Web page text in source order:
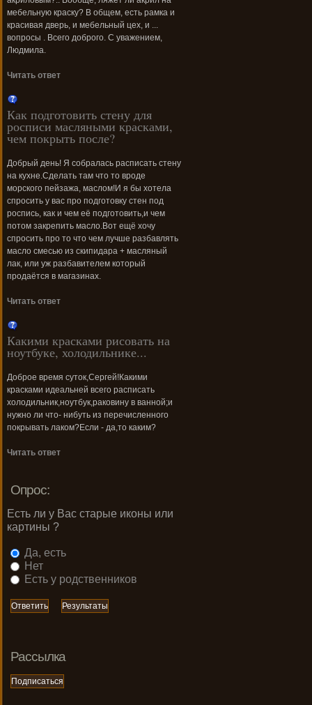
мебельную краску? В общем, есть рамка и
красивая дверь, и мебельный цех, и ...
вопросы . Всего доброго. С уважением,
Людмила.
Читать ответ
Как подготовить стену для
росписи масляными красками,
чем покрыть после?
Добрый день! Я собралась расписать стену
на кухне.Сделать там что то вроде
морского пейзажа, маслом!И я бы хотела
спросить у вас про подготовку стен под
роспись, как и чем её подготовить,и чем
потом закрепить масло.Вот ещё хочу
спросить про то что чем лучше разбавлять
масло смесью из скипидара + масляный
лак, или уж разбавителем который
продаётся в магазинах.
Читать ответ
Какими красками рисовать на
ноутбуке, холодильнике...
Доброе время суток,Сергей!Какими
красками идеальней всего расписать
холодильник,ноутбук,раковину в ванной;и
нужно ли что- нибуть из перечисленного
покрывать лаком?Если - да,то каким?
Читать ответ
Опрос:
Есть ли у Вас старые иконы или
картины ?
Да, есть
Нет
Есть у родственников
Рассылка